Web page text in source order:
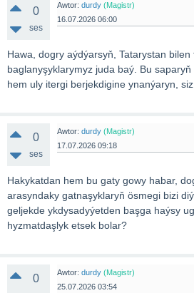
0
ses
Awtor: durdy (Magistr)
16.07.2026 06:00
Hawa, dogry aýdýarsyň, Tatarystan
baglanyşyklarymyz juda baý. Bu
hem uly itergi berjekdigine ynanýaryn,
0
ses
Awtor: durdy (Magistr)
17.07.2026 09:18
Hakykatdan hem bu gaty gowy habar,
arasyndaky gatnaşyklaryň ösmegi bizi
geljekde ykdysadyýetden başga haýsy
hyzmatdaşlyk etsek bolar?
0 Awtor: durdy (Magistr)
25.07.2026 03:54